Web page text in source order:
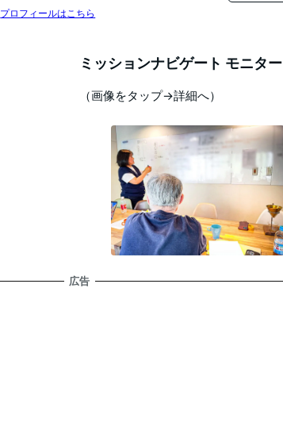
プロフィールはこちら
ミッションナビゲート モニター
（画像をタップ→詳細へ）
広告